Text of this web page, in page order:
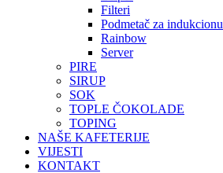
Filteri
Podmetač za indukcionu
Rainbow
Server
PIRE
SIRUP
SOK
TOPLE ČOKOLADE
TOPING
NAŠE KAFETERIJE
VIJESTI
KONTAKT